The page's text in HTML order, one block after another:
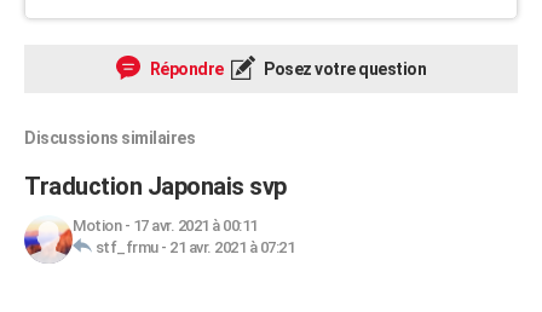
Répondre Posez votre question
Discussions similaires
Traduction Japonais svp
Motion- 17 avr. 2021 à 00:11
stf_frmu- 21 avr. 2021 à 07:21